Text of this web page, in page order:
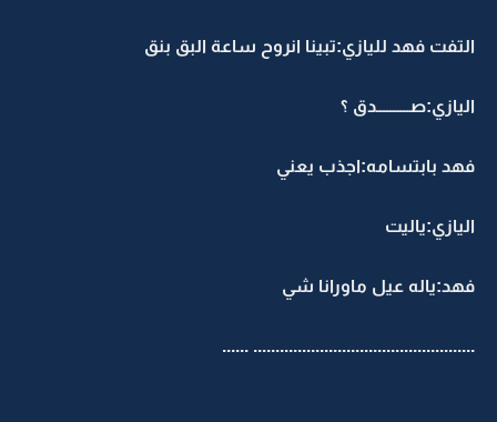
التفت فهد لليازي:تبينا انروح ساعة البق بنق
اليازي:صــــــــــدق ؟
فهد بابتسامه:اجذب يعني
اليازي:ياليت
فهد:ياله عيل ماورانا شي
.................................................. ......